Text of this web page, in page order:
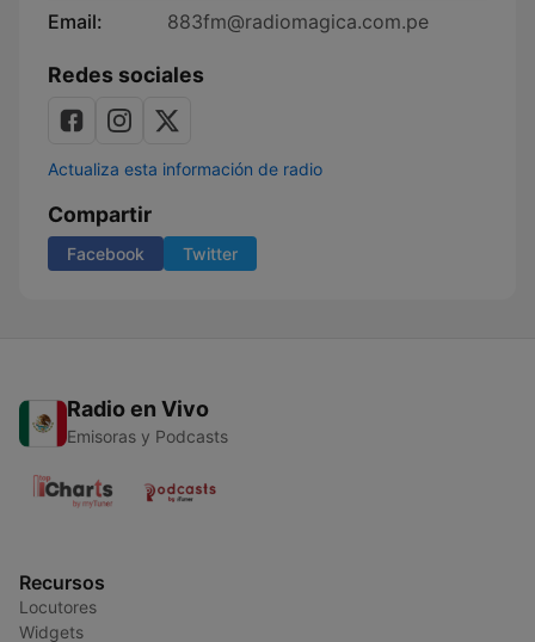
Email:
883fm@radiomagica.com.pe
Redes sociales
Actualiza esta información de radio
Compartir
Facebook Twitter
Radio en Vivo
Emisoras y Podcasts
Recursos
Locutores
Widgets